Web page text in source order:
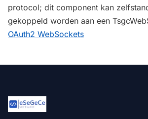
protocol; dit component kan
gekoppeld worden aan een
OAuth2 WebSockets